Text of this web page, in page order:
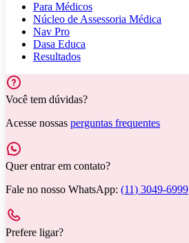
Para Médicos
Núcleo de Assessoria Médica
Nav Pro
Dasa Educa
Resultados
Você tem dúvidas?
Acesse nossas perguntas frequentes
Quer entrar em contato?
Fale no nosso WhatsApp: (11) 3049-6999
Prefere ligar?